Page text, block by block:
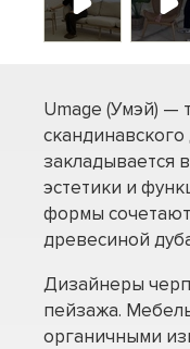
Umage (Умэй) —
закладывается
эстетики и
формы
древесиной
Дизайнеры
пейзажа.
органичными